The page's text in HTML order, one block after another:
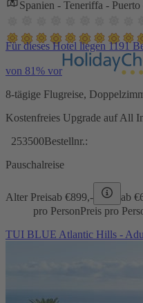
Spanien - Teneriffa -
Für dieses Hotel liegen 1191
von 81% vor
8-tägige Flugreise,
Kostenfreies Upgrade auf All
253500Bestellnr.:
Pauschalreise
Alter Preisab €899,- ab €
pro PersonPreis pro
TUI BLUE Atlantic Hills -